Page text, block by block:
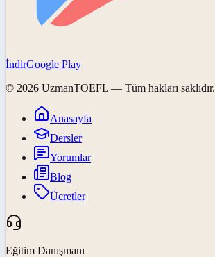
İndirGoogle Play
© 2026 UzmanTOEFL — Tüm hakları saklıdır.
Anasayfa
Dersler
Yorumlar
Blog
Ücretler
Eğitim Danışmanı